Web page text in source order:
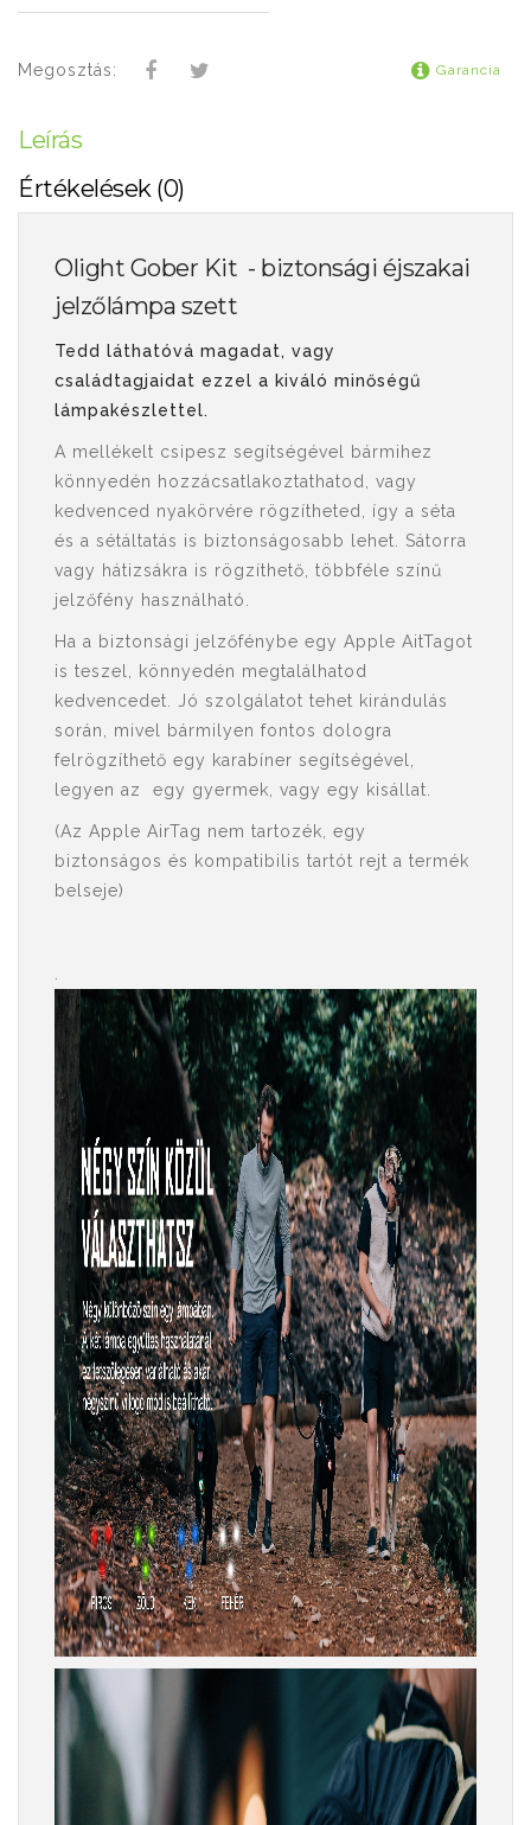
Megosztás: Garancia
Leírás
Értékelések (0)
Olight Gober Kit - biztonsági éjszakai
jelzőlámpa szett
Tedd láthatóvá magadat, vagy
családtagjaidat ezzel a kiváló minőségű
lámpakészlettel.
A mellékelt csipesz segítségével bármihez
könnyedén hozzácsatlakoztathatod, vagy
kedvenced nyakörvére rögzítheted, így a séta
és a sétáltatás is biztonságosabb lehet. Sátorra
vagy hátizsákra is rögzíthető, többféle színű
jelzőfény használható.
Ha a biztonsági jelzőfénybe egy Apple AitTagot
is teszel, könnyedén megtalálhatod
kedvencedet. Jó szolgálatot tehet kirándulás
során, mivel bármilyen fontos dologra
felrögzíthető egy karabíner segítségével,
legyen az egy gyermek, vagy egy kisállat.
(Az Apple AirTag nem tartozék, egy
biztonságos és kompatibilis tartót rejt a termék
belseje)